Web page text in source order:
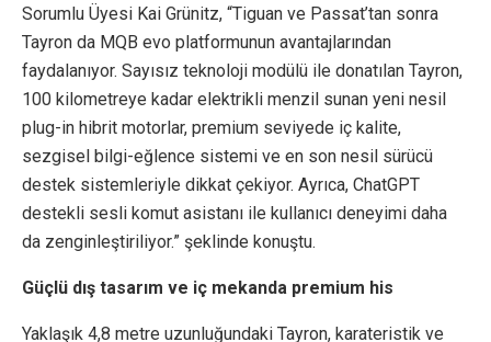
Sorumlu Üyesi Kai Grünitz, “Tiguan ve Passat’tan sonra
Tayron da MQB evo platformunun avantajlarından
faydalanıyor. Sayısız teknoloji modülü ile donatılan Tayron,
100 kilometreye kadar elektrikli menzil sunan yeni nesil
plug-in hibrit motorlar, premium seviyede iç kalite,
sezgisel bilgi-eğlence sistemi ve en son nesil sürücü
destek sistemleriyle dikkat çekiyor. Ayrıca, ChatGPT
destekli sesli komut asistanı ile kullanıcı deneyimi daha
da zenginleştiriliyor.” şeklinde konuştu.
Güçlü dış tasarım ve iç mekanda premium his
Yaklaşık 4,8 metre uzunluğundaki Tayron, karateristik ve